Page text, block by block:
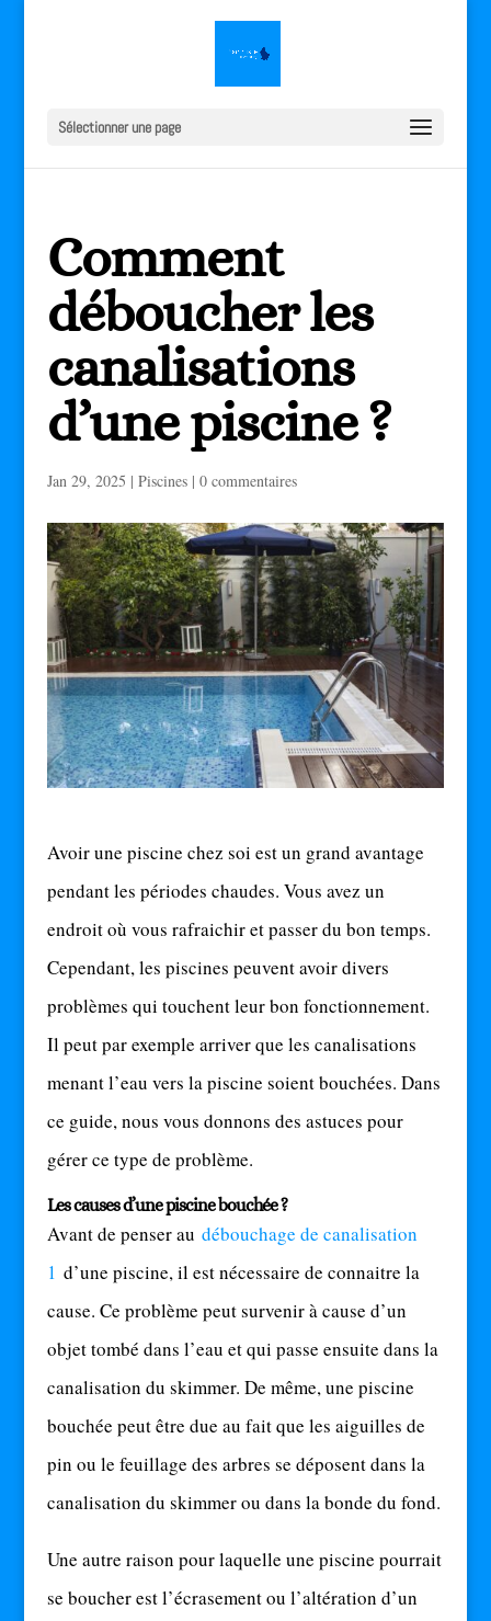
Sélectionner une page
Comment
déboucher les
canalisations
d’une piscine ?
Jan 29, 2025 | Piscines| 0 commentaires
Avoir une piscine chez soi est un grand avantage
pendant les périodes chaudes. Vous avez un
endroit où vous rafraichir et passer du bon temps.
Cependant, les piscines peuvent avoir divers
problèmes qui touchent leur bon fonctionnement.
Il peut par exemple arriver que les canalisations
menant l’eau vers la piscine soient bouchées. Dans
ce guide, nous vous donnons des astuces pour
gérer ce type de problème.
Les causes d’une piscine bouchée ?
Avant de penser au débouchage de canalisation
1 d’une piscine, il est nécessaire de connaitre la
cause. Ce problème peut survenir à cause d’un
objet tombé dans l’eau et qui passe ensuite dans la
canalisation du skimmer. De même, une piscine
bouchée peut être due au fait que les aiguilles de
pin ou le feuillage des arbres se déposent dans la
canalisation du skimmer ou dans la bonde du fond.
Une autre raison pour laquelle une piscine pourrait
se boucher est l’écrasement ou l’altération d’un